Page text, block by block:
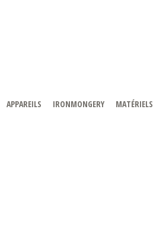
APPAREILS IRONMONGERY MATÉRIELS